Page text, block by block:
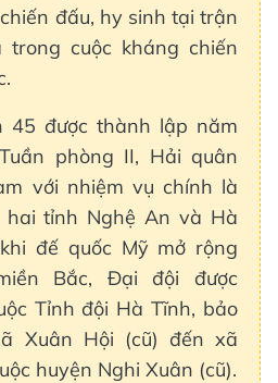
đấu, hy sinh tại trận
cuộc kháng chiến
45 được thành lập năm
phòng II, Hải quân
với nhiệm vụ chính là
tỉnh Nghệ An và Hà
đế quốc Mỹ mở rộng
Bắc, Đại đội được
Tỉnh đội Hà Tĩnh, bảo
Xuân Hội (cũ) đến xã
huyện Nghi Xuân (cũ).